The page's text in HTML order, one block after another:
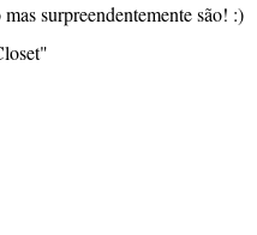
surpreendentemente são! :)